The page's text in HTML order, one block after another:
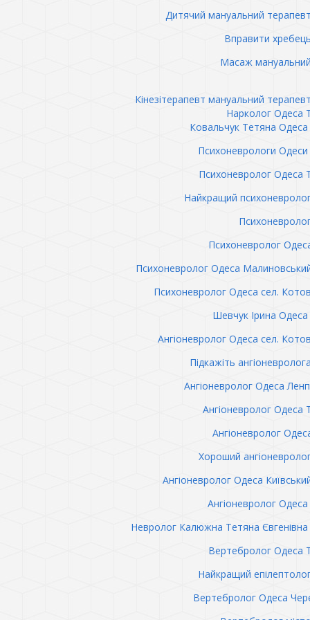
Дитячий мануальний
Вправити
Масаж
Кінезітерапевт мануальний
Нарколог Одеса
Ковальчук Тетяна Одеса
Психоневрологи Одеси
Психоневролог Одеса
Найкращий
Психоневролог
Психоневролог Одеса
Психоневролог Одеса сел.
Шевчук Ірина Одеса
Ангіоневролог Одеса сел.
Підкажіть
Ангіоневролог Одеса
Ангіоневролог Одеса
Ангіоневролог
Хороший
Ангіоневролог Одеса
Ангіоневролог Одеса
Невролог Калюжна Тетяна Євгенівна
Вертебролог Одеса
Найкращий
Вертебролог Одеса